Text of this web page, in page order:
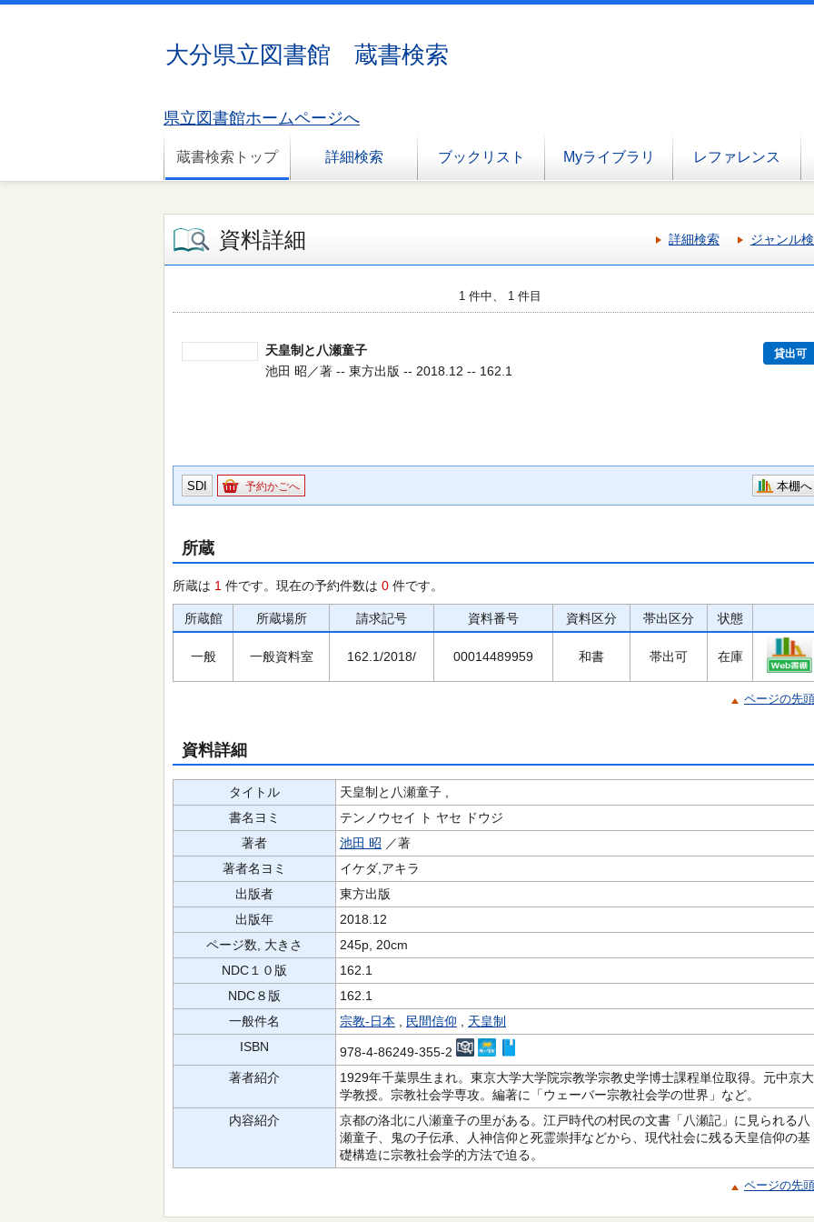
大分県立図書館 蔵書検索
県立図書館ホームページへ
蔵書検索トップ 詳細検索 ブックリスト Myライブラリ レファレンス
資料詳細 詳細検索 ジャンル
1 件中、 1 件目
天皇制と八瀬童子 貸出可
池田 昭／著 -- 東方出版 -- 2018.12 -- 162.1
SDI 予約かごへ 本棚へ
所蔵
所蔵は 1 件です。現在の予約件数は 0 件です。
所蔵館 所蔵場所 請求記号 資料番号 資料区分 帯出区分 状態
一般 一般資料室 162.1/2018/ 00014489959 和書 帯出可 在庫
ページの先
資料詳細
タイトル
天皇制と八瀬童子 ,
書名ヨミ
テンノウセイ ト ヤセ ドウジ
著者
池田 昭 ／著
著者名ヨミ
イケダ,アキラ
出版者
東方出版
出版年
2018.12
ページ数, 大きさ
245p, 20cm
NDC１０版
162.1
NDC８版
162.1
一般件名
宗教-日本 民間信仰
天皇制
ISBN
978-4-86249-355-2
著者紹介
1929年千葉県生まれ。東京大学大学院宗教学宗教史学博士課程単位取得。元中京大
学教授。宗教社会学専攻。編著に「ウェーバー宗教社会学の世界」など。
内容紹介
京都の洛北に八瀬童子の里がある。江戸時代の村民の文書「八瀬記」に見られる八
瀬童子、鬼の子伝承、人神信仰と死霊崇拝などから、現代社会に残る天皇信仰の基
礎構造に宗教社会学的方法で迫る。
ページの先